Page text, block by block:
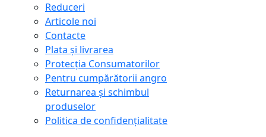
Reduceri
Articole noi
Contacte
Plata și livrarea
Protecţia Consumatorilor
Pentru cumpărătorii angro
Returnarea și schimbul
produselor
Politica de confidențialitate